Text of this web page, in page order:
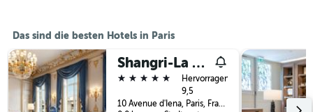
Das sind die besten Hotels in Paris
Shangri-La Paris
5 Sterne
Hervorragend
9,5
10 Avenue d'Iena, Paris, Frankreich